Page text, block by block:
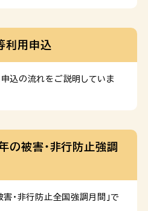
利用申込
込の流れをご説明していま
の被害・非行防止強調
・非行防止全国強調月間」で